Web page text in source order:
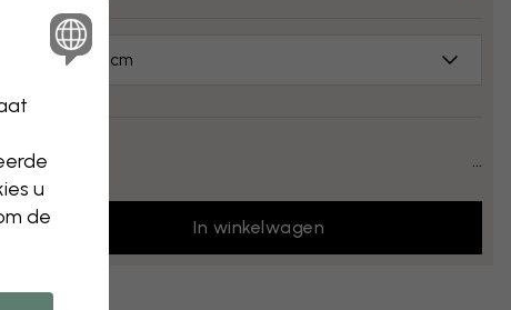
50x70 cm
Prijs: ...
In winkelwagen
u
de